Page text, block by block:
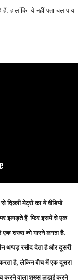
हालांकि, ये नहीं पता चल पाया
मेट्रो का ये वीडियो
पर झगड़ते हैं, फिर इसमें से एक
शख्स को मारने लगता है.
थप्पड़ रसीद देता है और दूसरी
है, लेकिन बीच में एक दूसरा
करने वाला शख्स लड़ाई करने